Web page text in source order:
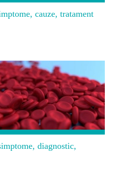
cauze, tratament
diagnostic,